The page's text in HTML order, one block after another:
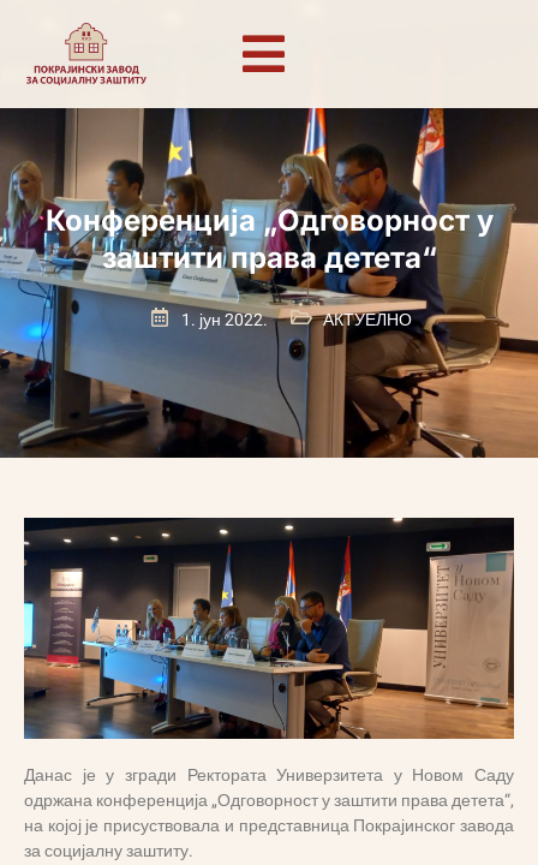
Конференција „Одговорност у
заштити права детета“
1. јун 2022. АКТУЕЛНО
Данас је у згради Ректората Универзитета у Новом Саду
одржана конференција „Одговорност у заштити права детета“,
на којој је присуствовала и представница Покрајинског завода
за социјалну заштиту.